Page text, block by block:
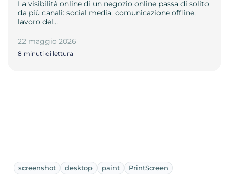
La visibilità online di un negozio online passa di solito
da più canali: social media, comunicazione offline,
lavoro del…
22 maggio 2026
8 minuti di lettura
screenshot desktop paint PrintScreen